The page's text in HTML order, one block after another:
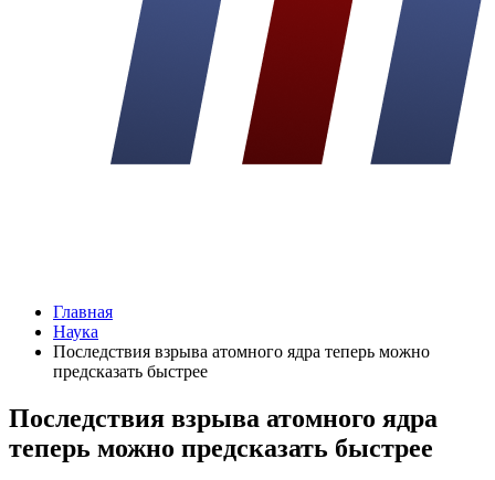
Главная
Наука
Последствия взрыва атомного ядра теперь можно
предсказать быстрее
Последствия взрыва атомного ядра
теперь можно предсказать быстрее